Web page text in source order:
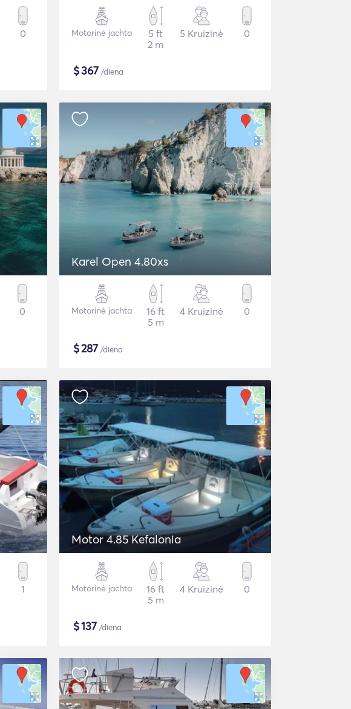
0 Motorinė jachta
5 ft
2 m
5 Kruizinė 0
$367 /diena
0
Karel Open 4.80xs
Motorinė jachta
16 ft
5 m
4 Kruizinė 0
$287 /diena
1
Motor 4.85 Kefalonia
Motorinė jachta
16 ft
5 m
4 Kruizinė 0
$137 /diena